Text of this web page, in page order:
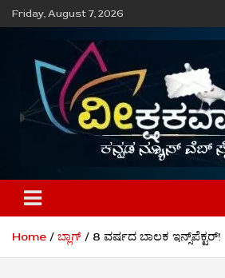
Skip
to
Friday, August 7, 2026
ವೀಕ್ಷಕವಾಣಿ
Home ಬ್ಲಾಗ್ 8 ವರ್ಷದ ಬಾಲಕ ಇನ್ಸ್‌ಪೆಕ್ಟರ್!